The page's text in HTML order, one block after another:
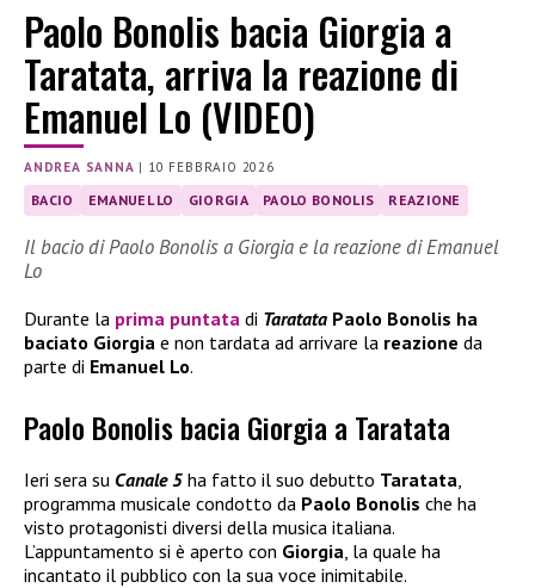
Paolo Bonolis bacia Giorgia a
Taratata, arriva la reazione di
Emanuel Lo (VIDEO)
ANDREA SANNA | 10 FEBBRAIO 2026
BACIO EMANUEL LO GIORGIA PAOLO BONOLIS REAZIONE
Il bacio di Paolo Bonolis a Giorgia e la reazione di Emanuel
Lo
Durante la prima puntata di Taratata Paolo Bonolis ha
baciato Giorgia e non tardata ad arrivare la reazione da
parte di Emanuel Lo.
Paolo Bonolis bacia Giorgia a Taratata
Ieri sera su Canale 5 ha fatto il suo debutto Taratata
programma musicale condotto da Paolo Bonolis che ha
visto protagonisti diversi della musica italiana.
L’appuntamento si è aperto con Giorgia , la quale ha
incantato il pubblico con la sua voce inimitabile.